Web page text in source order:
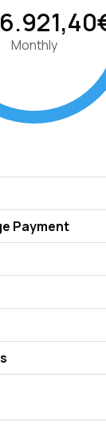
Monthly
Payment